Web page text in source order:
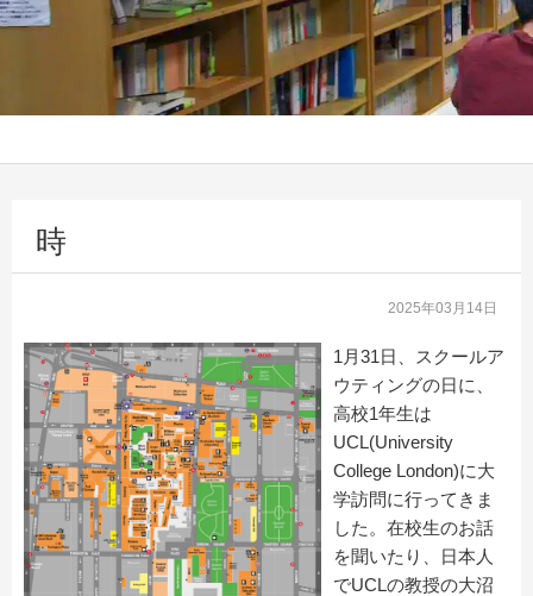
時
2025年03月14日
1月31日、スクールア
ウティングの日に、
高校1年生は
UCL(University
College London)に大
学訪問に行ってきま
した。在校生のお話
を聞いたり、日本人
でUCLの教授の大沼